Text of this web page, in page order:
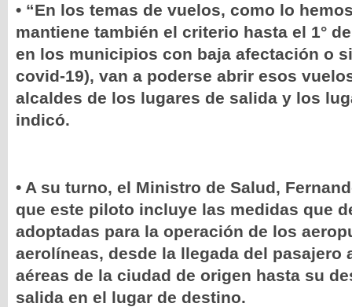
• “En los temas de vuelos, como lo
mantiene también el criterio hasta el 1°
en los municipios con baja afectación o
covid-19), van a poderse abrir esos
alcaldes de los lugares de salida y los
indicó.
• A su turno, el Ministro de Salud,
que este piloto incluye las medidas que
adoptadas para la operación de los
aerolíneas, desde la llegada del pasajero
aéreas de la ciudad de origen hasta su
salida en el lugar de destino.
wp-
wp-